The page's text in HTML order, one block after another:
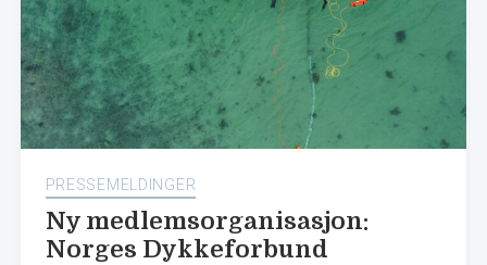
PRESSEMELDINGER
Ny medlemsorganisasjon:
Norges Dykkeforbund